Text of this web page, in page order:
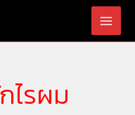
ไรผม